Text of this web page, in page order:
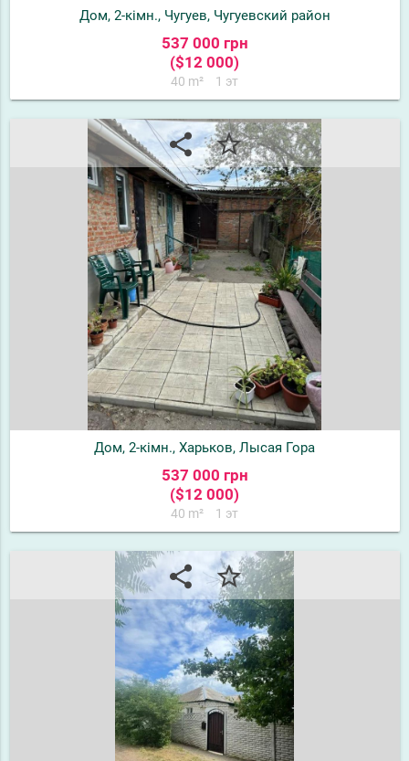
Дом, 2-кімн., Чугуев, Чугуевский район
537 000 грн
($12 000)
40 m² 1 эт
share star_border
Дом, 2-кімн., Харьков, Лысая Гора
537 000 грн
($12 000)
40 m² 1 эт
share star_border